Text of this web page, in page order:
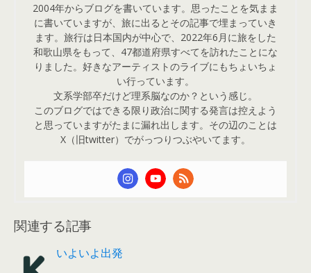
2004年からブログを書いています。思ったことを気まま
に書いていますが、旅に出るとその記事で埋まっていき
ます。旅行は日本国内が中心で、2022年6月に旅をした
和歌山県をもって、47都道府県すべてを訪れたことにな
りました。好きなアーティストのライブにもちょいちょ
い行っています。
文系学部卒だけど理系脳なのか？という感じ。
このブログではできる限り政治に関する発言は控えよう
と思っていますがたまに漏れ出します。その辺のことは
X（旧twitter）でがっつりつぶやいてます。
関連する記事
いよいよ出発